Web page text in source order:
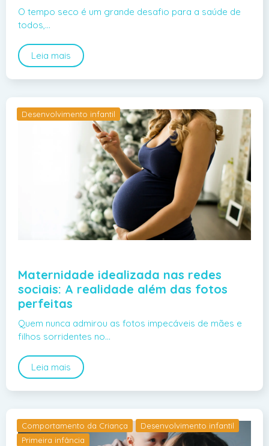
O tempo seco é um grande desafio para a saúde de
todos,…
Leia mais
Desenvolvimento infantil
Maternidade idealizada nas redes
sociais: A realidade além das fotos
perfeitas
Quem nunca admirou as fotos impecáveis de mães e
filhos sorridentes no…
Leia mais
Comportamento da Criança
Desenvolvimento infantil
Primeira infância